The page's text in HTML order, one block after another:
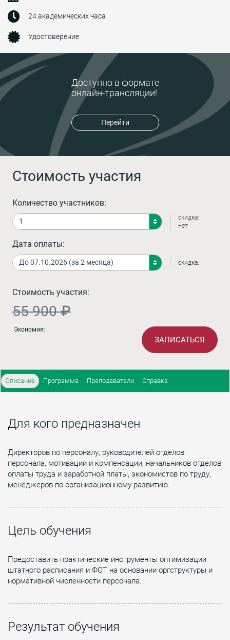
Доступно в формате
онлайн-трансляции!
Перейти
24 академических часа
Удостоверение
Стоимость участия
Количество участников:
скидка:
нет
Дата оплаты:
скидка:
Стоимость участия:
55 900 ₽
Экономия:
ЗАПИСАТЬСЯ
Описание Программа Преподаватели Справка
Для кого предназначен
Директоров по персоналу, руководителей отделов
персонала, мотивации и компенсации, начальников отделов
оплаты труда и заработной платы, экономистов по труду,
менеджеров по организационному развитию.
Цель обучения
Предоставить практические инструменты оптимизации
штатного расписания и ФОТ на основании оргструктуры и
нормативной численности персонала.
Результат обучения